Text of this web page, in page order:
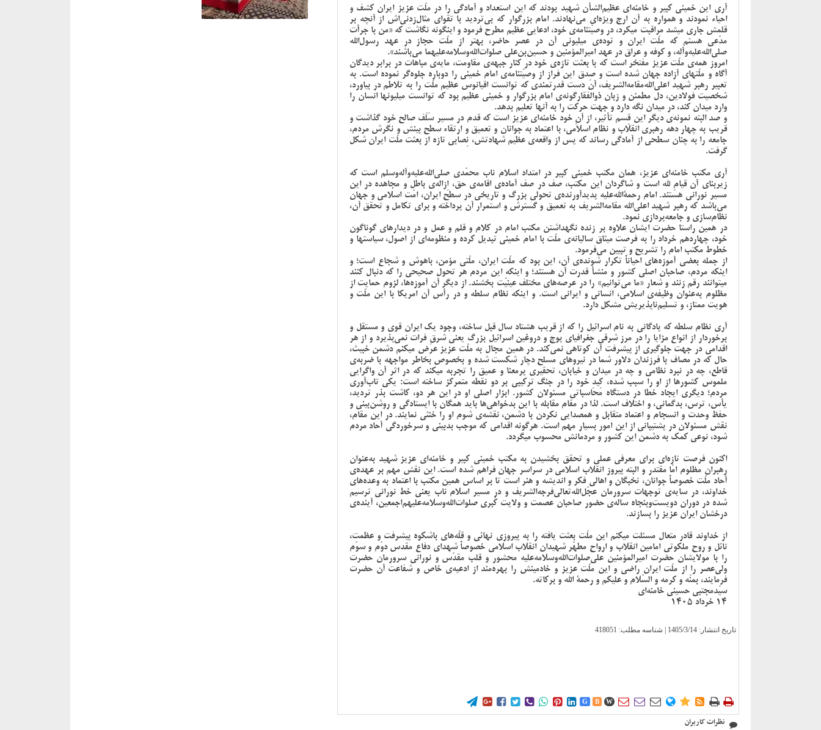
آری این خمینی کبیر و خامنه‌ای عظیم‌الشأن شهید بودند که این استعداد و آمادگی را در ملّت عزیز ایران کشف و
احیاء نمودند و همواره به آن ارج ویژه‌ای می‌نهادند. امام بزرگوار که بی‌تردید با تقوای مثال‌زدنی‌اش از آنچه بر
قلمش جاری میشد مراقبت میکرد، در وصیّتنامه‌ی خود، ادعایی عظیم مطرح فرمود و اینگونه نگاشت که «من با جرأت
مدّعی هستم که ملّت ایران و توده‌ی میلیونی آن در عصر حاضر، بهتر از ملّت حجاز در عهد رسول‌الله
صلی‌الله‌علیه‌وآله، و کوفه و عراق در عهد امیرالمؤمنین و حسین‌بن‌علی صلوات‌الله‌وسلامه‌علیهما می‌باشند».
امروز همه‌ی ملّت عزیز مفتخر است که با بعثت تازه‌ی خود در کنار جبهه‌ی مقاومت، مایه‌ی مباهات در برابر دیدگان
آگاه و ملّتهای آزاده جهان شده است و صِدق این فراز از وصیّتنامه‌ی امام خمینی را دوباره جلوه‌گر نموده است. به
تعبیر رهبر شهید اعلی‌الله‌مقامه‌الشریف، آن دست قدرتمندی که توانست اقیانوس عظیم ملّت را به تلاطم در بیاورد،
شخصیت فولادین، دل مطمئن و زبان ذوالفقارگونه‌ی امام بزرگوار و خمینی عظیم بود که توانست میلیونها انسان را
وارد میدان کند، در میدان نگه دارد و جهت حرکت را به آنها تعلیم بدهد.
و صد البته نمونه‌ی دیگر این قِسم تأثیر، از آنِ خود خامنه‌ای عزیز است که قدم در مسیر سَلَف صالح خود گذاشت و
قریب به چهار دهه رهبری انقلاب و نظام اسلامی، با اعتماد به جوانان و تعمیق و ارتقاء سطح بینش و نگرش مردم،
جامعه را به چنان سطحی از آمادگی رساند که پس از واقعه‌‌ی عظیم شهادتش، نِصابی تازه از بعثت ملّت ایران شکل
گرفت.
آری مکتب خامنه‌ای عزیز، همان مکتب خمینی کبیر در امتداد اسلام ناب محمّدی صلی‌الله‌علیه‌وآله‌وسلم است که
زیربنای آن قیامِ لله است و شاگردان این مکتب، صف در صف آماده‌ی اقامه‌ی حق، اِزاله‌ی باطل و مجاهده در این
مسیر نورانی هستند. امام رحمة‌الله‌علیه پدیدآورنده‌‌ی تحولی بزرگ و تاریخی در سطح ایران، امّت اسلامی و جهان
می‌باشد که رهبر شهید اعلی‌الله مقامه‌الشریف به تعمیق و گسترش و استمرار آن پرداخته و برای تکامل و تحقق آن،
نظام‌سازی و جامعه‌پردازی نمود.
در همین راستا حضرت ایشان علاوه بر زنده نگهداشتن مکتب امام در کلام و قلم و عمل و در دیدارهای گوناگون
خود، چهاردهم خرداد را به فرصت میثاق سالیانه‌ی ملّت با امام خمینی تبدیل کرده و منظومه‌ای از اصول، سیاستها و
خطوط مکتب امام را تشریح و تبیین می‌فرمود.
از جمله بعضی آموزه‌های احیاناً تکرار شونده‌ی آن، این بود که ملّت ایران، ملّتی مؤمن، باهوش و شجاع است؛ و
اینکه مردم، صاحبان اصلی کشور و منشأ قدرت آن هستند؛ و اینکه این مردم هر تحول صحیحی را که دنبال کنند
میتوانند رقم زنند و شعار «ما می‌توانیم» را در عرصه‌های مختلف عینیّت بخشند. از دیگر آن آموزه‌ها، لزوم حمایت از
مظلوم به‌عنوان وظیفه‌ی اسلامی، انسانی و ایرانی است. و اینکه نظام سلطه و در رأس آن امریکا با این ملّت و
هویت ممتاز، و تسلیم‌ناپذیریش مشکل دارد.
آری نظام سلطه که پادگانی به نام اسرائیل را که از قریب هشتاد سال قبل ساخته، وجود یک ایران قوی و مستقل و
برخوردار از انواع مزایا را در مرز شرقی جغرافیای پوچ و دروغین اسرائیل بزرگ یعنی شرقِ فرات نمی‌پذیرد و از هر
اقدامی در جهت جلوگیری از پیشرفت آن کوتاهی نمی‌کند. در همین مجال به ملّت عزیز عرض میکنم دشمن خبیث،
حال که در مصاف با فرزندان دلاور شما در نیروهای مسلح دچار شکست شده و بخصوص بخاطر مواجهه با ضربه‌ی
قاطع، چه در نبرد نظامی و چه در میدان و خیابان، تحقیری پرمعنا و عمیق را تجربه میکند که در اثر آن واگرایی
ملموس کشورها از او را سبب شده، کِیدِ خود را در جنگ ترکیبی بر دو نقطه متمرکز ساخته است: یکی تاب‌آوری
مردم؛ دیگری ایجاد خطا در دستگاه محاسباتی مسئولان کشور. ابزار اصلی او در این هر دو، کاشت بذر تردید،
یأس، ترس، بدگمانی، و اختلاف است. لذا در مقام مقابله با این بدخواهی‌ها باید همگان با ایستادگی و روشن‌بینی و
حفظ وحدت و انسجام و اعتماد متقابل و همصدایی نکردن با دشمن، نقشه‌ی شوم او را خنثی نمایند. در این مقام،
نقش مسئولان در پشتیبانی از این امور بسیار مهم است. هرگونه اقدامی که موجب بدبینی و سرخوردگی آحاد مردم
شود، نوعی کمک به دشمن این کشور و مردمانش محسوب میگردد.
اکنون فرصت تازه‌ای برای معرفی عملی و تحقق بخشیدن به مکتب خمینی کبیر و خامنه‌ای عزیز شهید به‌عنوان
رهبران مظلوم امّا مقتدر و البته پیروز انقلاب اسلامی در سراسر جهان فراهم شده است. این نقش مهم بر عهده‌ی
آحاد ملّت خصوصاً جوانان، نخبگان و اهالی فکر و اندیشه و هنر است تا بر اساس همین مکتب با اعتماد به وعده‌های
خداوند، در سایه‌ی توجهات سرورمان عجّل‌‌الله‌تعالی‌فرجه‌الشریف و در مسیر اسلام ناب یعنی خط نورانی ترسیم
شده در دوران دویست‌و‌پنجاه ساله‌ی حضور صاحبان عصمت و ولایت کُبری صلوات‌الله‌وسلامه‌علیهم‌اجمعین، آینده‌ی
درخشان ایران عزیز را بسازند.
از خداوند قادر متعال مسئلت میکنم این ملّت بعثت یافته را به پیروزی نهائی و قلّه‌های باشکوه پیشرفت و عظمت،
نائل و روح ملکوتی امامین انقلاب و ارواح مطهّر شهیدان انقلاب اسلامی خصوصاً شهدای دفاع مقدس دوّم و سوّم
را با مولایشان حضرت امیرالمؤمنین علی‌صلوات‌الله‌وسلامه‌علیه محشور و قلب مقدّس و نورانی سرورمان حضرت
ولی‌عصر را از ملّت ایران راضی و این ملّت عزیز و خادمینش را بهره‌مند از ادعیه‌ی خاص و شفاعت آن حضرت
فرمایند، بمنّه و کرمه و السّلام و علیکم و رحمة الله و برکاته.
سیّدمجتبی حسینی خامنه‌ای
14 خرداد 1405
تاریخ انتشار:1405/3/14 | شناسه مطلب: 418051
        G B W        
نظرات کاربران